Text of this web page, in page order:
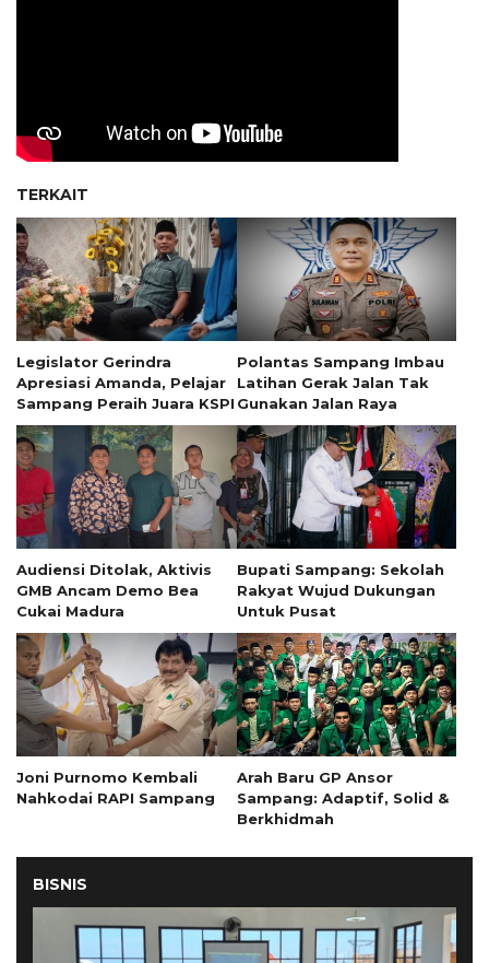
TERKAIT
Legislator Gerindra
Apresiasi Amanda, Pelajar
Sampang Peraih Juara KSPI
Polantas Sampang Imbau
Latihan Gerak Jalan Tak
Gunakan Jalan Raya
Audiensi Ditolak, Aktivis
GMB Ancam Demo Bea
Cukai Madura
Bupati Sampang: Sekolah
Rakyat Wujud Dukungan
Untuk Pusat
Joni Purnomo Kembali
Nahkodai RAPI Sampang
Arah Baru GP Ansor
Sampang: Adaptif, Solid &
Berkhidmah
BISNIS